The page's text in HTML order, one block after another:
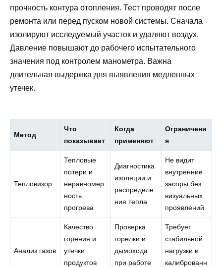
прочность контура отопления. Тест проводят после
ремонта или перед пуском новой системы. Сначала
изолируют исследуемый участок и удаляют воздух.
Давление повышают до рабочего испытательного
значения под контролем манометра. Важна
длительная выдержка для выявления медленных
утечек.
Метод
Что
показывает
Когда
применяют
Ограничени
я
Тепловизор
Тепловые
потери и
неравномер
ность
прогрева
Диагностика
изоляции и
распределе
ния тепла
Не видит
внутренние
засоры без
визуальных
проявлений
Анализ газов
Качество
горения и
утечки
продуктов
Проверка
горелки и
дымохода
при работе
Требует
стабильной
нагрузки и
калиброванн